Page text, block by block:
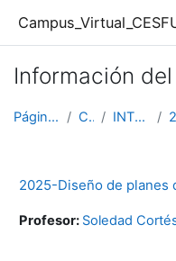
Información
Página Principal Cursos INTEGRACION
2025-Diseño de planes
Profesor: Soledad